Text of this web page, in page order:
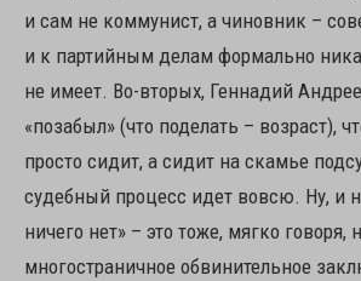
и сам не коммунист, а чиновник –
и к партийным делам формально
не имеет. Во-вторых, Геннадий
«позабыл» (что поделать – возраст),
просто сидит, а сидит на скамье
судебный процесс идет вовсю. Ну, и
ничего нет» – это тоже, мягко говоря,
многостраничное обвинительное